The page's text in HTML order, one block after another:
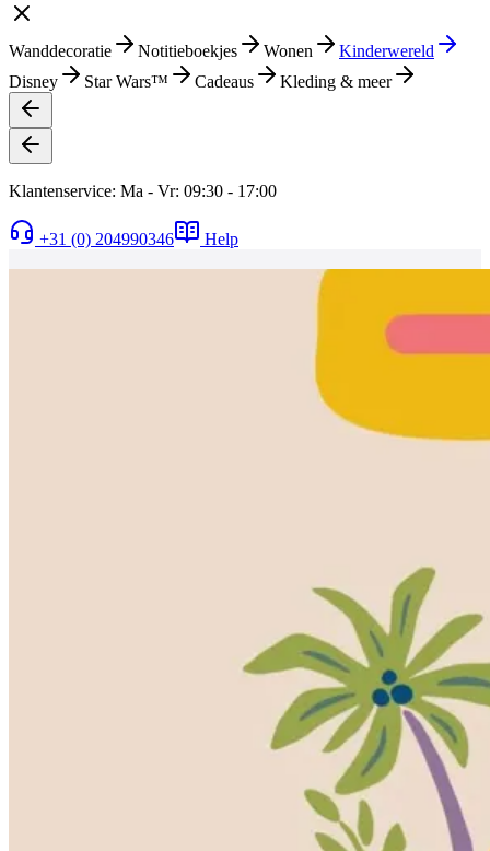
Wanddecoratie Notitieboekjes Wonen
Kinderwereld
Disney
Star Wars™ Cadeaus Kleding & meer
Klantenservice: Ma - Vr: 09:30 - 17:00
+31 (0) 204990346 Help